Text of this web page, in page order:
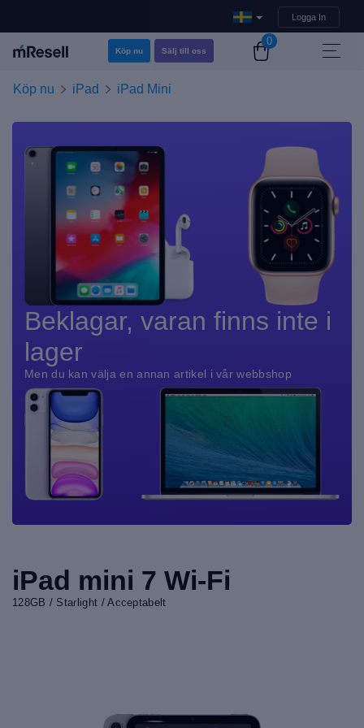
Logga In
Köp nu Sälj till oss
0
Köp nu iPad iPad Mini
Beklagar, varan finns inte i
lager
Men du kan välja en annan artikel i vår webbshop
iPad mini 7 Wi-Fi
128GB / Starlight / Acceptabelt